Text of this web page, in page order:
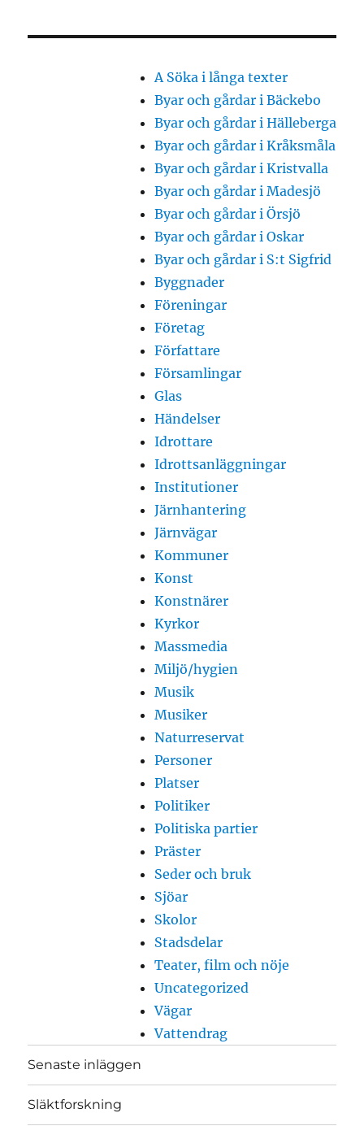
A Söka i långa texter
Byar och gårdar i Bäckebo
Byar och gårdar i Hälleberga
Byar och gårdar i Kråksmåla
Byar och gårdar i Kristvalla
Byar och gårdar i Madesjö
Byar och gårdar i Örsjö
Byar och gårdar i Oskar
Byar och gårdar i S:t Sigfrid
Byggnader
Föreningar
Företag
Författare
Församlingar
Glas
Händelser
Idrottare
Idrottsanläggningar
Institutioner
Järnhantering
Järnvägar
Kommuner
Konst
Konstnärer
Kyrkor
Massmedia
Miljö/hygien
Musik
Musiker
Naturreservat
Personer
Platser
Politiker
Politiska partier
Präster
Seder och bruk
Sjöar
Skolor
Stadsdelar
Teater, film och nöje
Uncategorized
Vägar
Vattendrag
Senaste inläggen
Släktforskning